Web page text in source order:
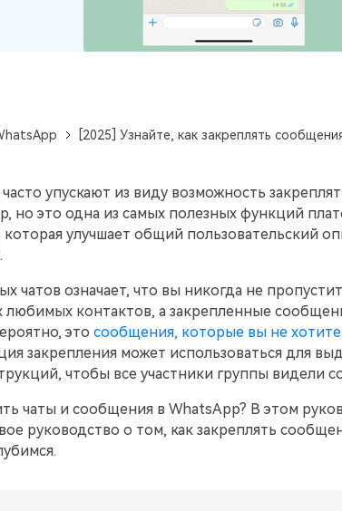
Переносите музыкальные
Советы по передаче данных iTunes
Превратите свой iTunes в мощный
медиаменеджер за несколько простых шагов.
[2025] Узнайте, как закреплять
упускают из виду возможность
но это одна из самых полезных функций
улучшает общий пользовательский
чатов означает, что вы никогда не
любимых контактов, а закрепленные
это сообщения, которые вы не
закрепления может использоваться для
чтобы все участники группы видели
чаты и сообщения в WhatsApp? В этом
руководство о том, как закреплять